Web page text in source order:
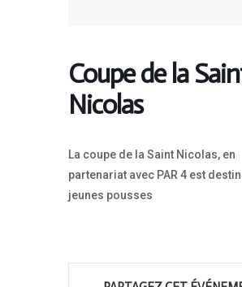
Coupe de la
Nicolas
La coupe de la Saint Nicolas, en
partenariat avec PAR 4 est
jeunes pousses